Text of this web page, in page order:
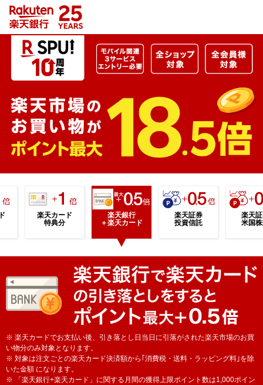
楽天カード
特典分
楽天銀行
＋楽天カード
楽天証券
投資信託
楽天
米国
※ 楽天カードでお支払い後、引き落とし日当日に引落がされた楽天市場のお買
い物分のみ対象となります。
※ 対象は注文ごとの楽天カード決済額から｢消費税・送料・ラッピング料｣を除
いた金額 になります。
※ 「楽天銀行+楽天カード」に関する月間の獲得上限ポイント数は1,000ポイン